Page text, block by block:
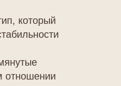
который
отношении